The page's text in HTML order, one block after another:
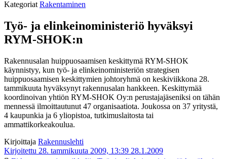
Kategoriat Rakentaminen
Työ- ja elinkeinoministeriö hyväksyi
RYM-SHOK:n
Rakennusalan huippuosaamisen keskittymä RYM-SHOK
käynnistyy, kun työ- ja elinkeinoministeriön strategisen
huippuosaamisen keskittymien johtoryhmä on keskiviikkona 28.
tammikuuta hyväksynyt rakennusalan hankkeen. Keskittymää
koordinoivan yhtiön RYM-SHOK Oy:n perustajajäseniksi on tähän
mennessä ilmoittautunut 47 organisaatiota. Joukossa on 37 yritystä,
4 kaupunkia ja 6 yliopistoa, tutkimuslaitosta tai
ammattikorkeakoulua.
Kirjoittaja Rakennuslehti
Kirjoitettu 28. tammikuuta 2009, 13:39 28.1.2009